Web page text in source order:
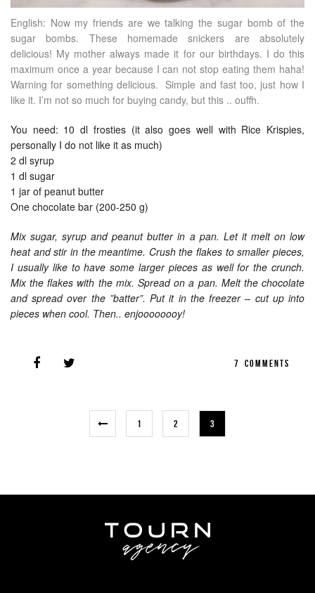
English: Now my friends are we talking the sugar bomb of the
sugar bombs. These homemade snickers are absolutely
delicious! My mother always made it for our birthdays. I do this
maximum once a year because I can not stop eating them haha!
Warning for something delicious. Simple and fast too, just how I
like it. I’m not so much for buying candy, but this .. ouffh.
You need: 10 dl frosties (it also goes well with Rice Krispies,
personally I do not like it as much)
2 dl syrup
1 dl sugar
1 jar of peanut butter
One chocolate bar (200-250 g)
Mix sugar, syrup and peanut butter in a pan. Let it melt on low
heat and stir in the meantime. Crush the flakes to smaller pieces,
I usually like to have some larger pieces as well for the crunch.
Mix the flakes with the mix. Spread on a pan. Melt the chocolate
and spread over the ”batter”. Put it in the freezer – cut up into
pieces when cool. Then.. enjoooooooy!
7 COMMENTS
1 2 3